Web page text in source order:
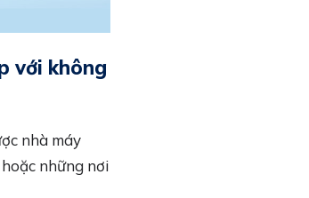
với không
nhà máy
những nơi